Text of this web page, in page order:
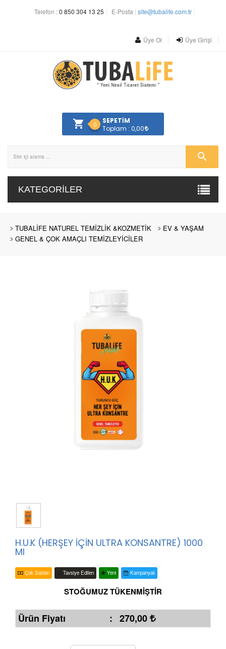
Telefon :0 850 304 13 25 E-Posta :site@tubalife.com.tr
Üye Ol Üye Girişi
SEPETİM
0 Toplam : 0,00
KATEGORILER
TUBALİFE NATUREL TEMİZLİK &KOZMETİK
EV & YAŞAM
GENEL & ÇOK AMAÇLI TEMİZLEYİCİLER
H.U.K (HERŞEY İÇİN ULTRA KONSANTRE) 1000
Ml
Çok Satılan Tavsiye Edilen Yeni Kampanyalı
STOĞUMUZ TÜKENMİŞTİR
Ürün Fiyatı : 270,00